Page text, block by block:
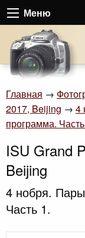
Меню
Главная →
2017, Beijing → 4
программа.
ISU Grand
Beijing
4 нобря.
Часть 1.